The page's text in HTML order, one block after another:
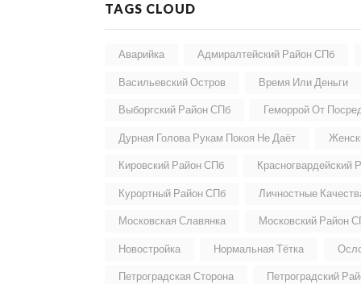
TAGS CLOUD
Аварийка Адмиралтейский Район СПб
Васильевский Остров Время Или Деньги
Выборгский Район СПб Геморрой От
Дурная Голова Рукам Покоя Не Даёт
Кировский Район СПб Красногвардейский
Курортный Район СПб Личностные
Московская Славянка Московский Район
Новостройка Нормальная Тётка
Петроградская Сторона Петроградский